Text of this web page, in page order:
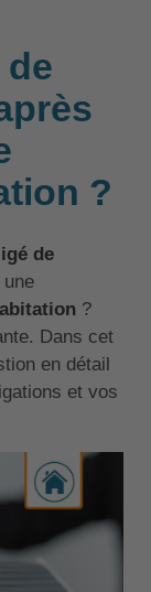
?
de
?
Dans cet
en détail
et vos